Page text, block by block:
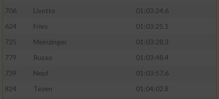
706
Livotto
01:03:24.6
624
Fries
01:03:25.1
725
Meinzinger
01:03:28.3
779
Russo
01:03:48.4
739
Nepf
01:03:57.6
824
Tezen
01:04:02.8